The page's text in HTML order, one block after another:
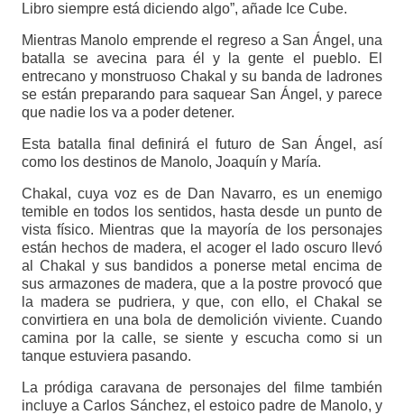
Libro siempre está diciendo algo”, añade Ice Cube.
Mientras Manolo emprende el regreso a San Ángel, una
batalla se avecina para él y la gente el pueblo. El
entrecano y monstruoso Chakal y su banda de ladrones
se están preparando para saquear San Ángel, y parece
que nadie los va a poder detener.
Esta batalla final definirá el futuro de San Ángel, así
como los destinos de Manolo, Joaquín y María.
Chakal, cuya voz es de Dan Navarro, es un enemigo
temible en todos los sentidos, hasta desde un punto de
vista físico. Mientras que la mayoría de los personajes
están hechos de madera, el acoger el lado oscuro llevó
al Chakal y sus bandidos a ponerse metal encima de
sus armazones de madera, que a la postre provocó que
la madera se pudriera, y que, con ello, el Chakal se
convirtiera en una bola de demolición viviente. Cuando
camina por la calle, se siente y escucha como si un
tanque estuviera pasando.
La pródiga caravana de personajes del filme también
incluye a Carlos Sánchez, el estoico padre de Manolo, y